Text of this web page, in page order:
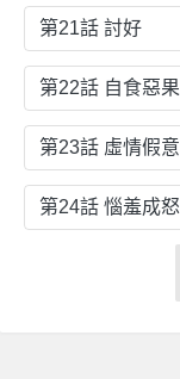
第21話 討好
第22話 自食惡果
第23話 虛情假意
第24話 惱羞成怒